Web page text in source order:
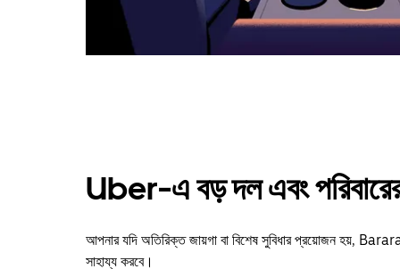
Uber-এ বড় দল এবং
আপনার যদি অতিরিক্ত জায়গা বা বিশেষ সুবিধার প্রয়োজন হয়,
সাহায্য করবে।